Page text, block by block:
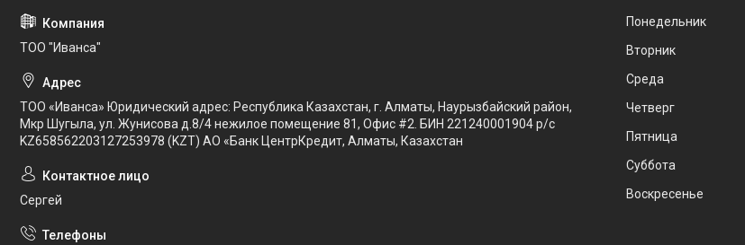
ТОО "Иванса"
ТОО «Иванса» Юридический адрес: Республика Казахстан, г. Алматы, Наурызбайский район,
Мкр Шугыла, ул. Жунисова д.8/4 нежилое помещение 81, Офис #2. БИН 221240001904 р/с
KZ658562203127253978 (KZT) АО «Банк ЦентрКредит, Алматы, Казахстан
Сергей
Понедельник
Вторник
Среда
Четверг
Пятница
Суббота
Воскресенье